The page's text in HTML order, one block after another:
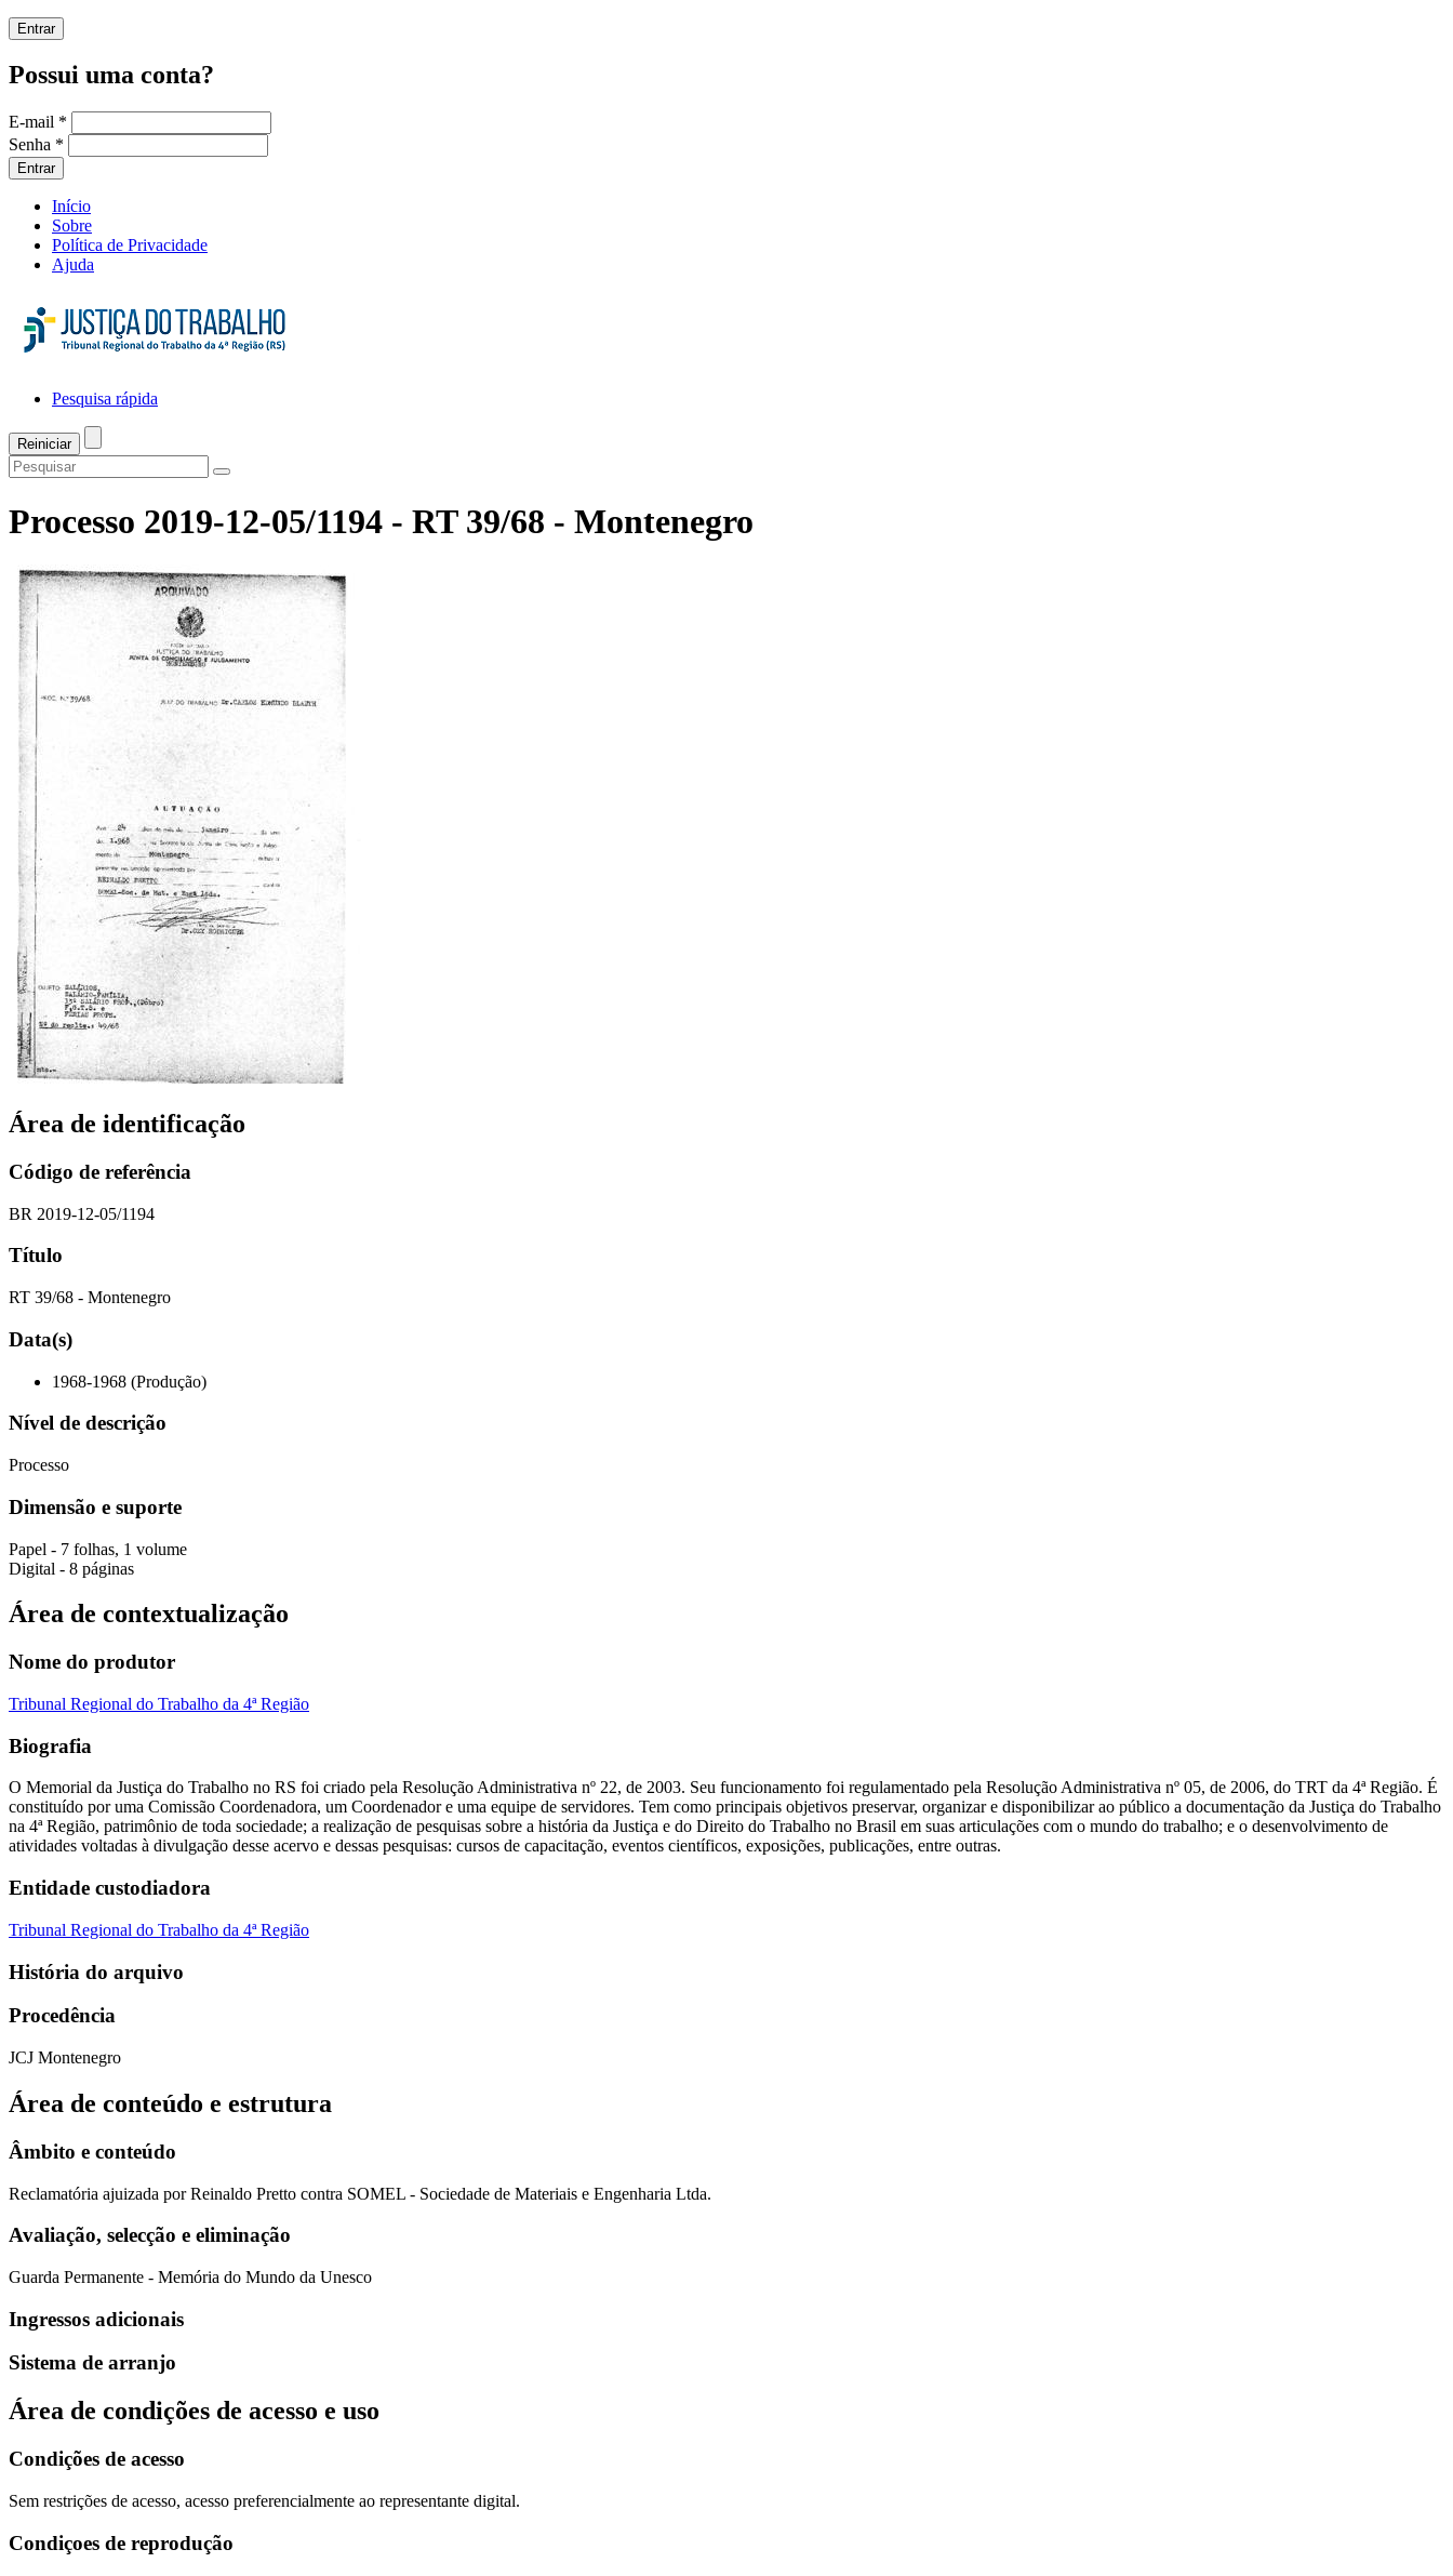
Entrar
Possui uma conta?
E-mail *
Senha *
Entrar
Início
Sobre
Política de Privacidade
Ajuda
Pesquisa rápida
Processo 2019-12-05/1194 - RT 39/68 - Montenegro
Área de identificação
Código de referência
BR 2019-12-05/1194
Título
RT 39/68 - Montenegro
Data(s)
1968-1968 (Produção)
Nível de descrição
Processo
Dimensão e suporte
Papel - 7 folhas, 1 volume
Digital - 8 páginas
Área de contextualização
Nome do produtor
Tribunal Regional do Trabalho da 4ª Região
Biografia
O Memorial da Justiça do Trabalho no RS foi criado pela Resolução Administrativa nº 22, de 2003. Seu funcionamento foi regulamentado pela Resolução Administrativa nº 05, de 2006, do TRT da 4ª Região. É
constituído por uma Comissão Coordenadora, um Coordenador e uma equipe de servidores. Tem como principais objetivos preservar, organizar e disponibilizar ao público a documentação da Justiça do Trabalho
na 4ª Região, patrimônio de toda sociedade; a realização de pesquisas sobre a história da Justiça e do Direito do Trabalho no Brasil em suas articulações com o mundo do trabalho; e o desenvolvimento de
atividades voltadas à divulgação desse acervo e dessas pesquisas: cursos de capacitação, eventos científicos, exposições, publicações, entre outras.
Entidade custodiadora
Tribunal Regional do Trabalho da 4ª Região
História do arquivo
Procedência
JCJ Montenegro
Área de conteúdo e estrutura
Âmbito e conteúdo
Reclamatória ajuizada por Reinaldo Pretto contra SOMEL - Sociedade de Materiais e Engenharia Ltda.
Avaliação, selecção e eliminação
Guarda Permanente - Memória do Mundo da Unesco
Ingressos adicionais
Sistema de arranjo
Área de condições de acesso e uso
Condições de acesso
Sem restrições de acesso, acesso preferencialmente ao representante digital.
Condiçoes de reprodução